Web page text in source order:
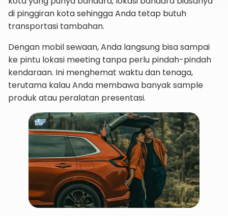
di pinggiran kota sehingga Anda tetap butuh
transportasi tambahan.
Dengan mobil sewaan, Anda langsung bisa sampai
ke pintu lokasi meeting tanpa perlu pindah-pindah
kendaraan. Ini menghemat waktu dan tenaga,
terutama kalau Anda membawa banyak sample
produk atau peralatan presentasi.